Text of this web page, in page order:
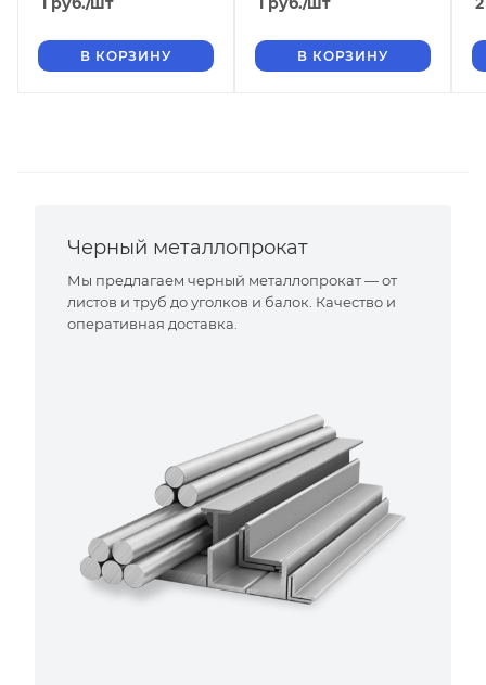
В КОРЗИНУ В КОРЗИНУ
Черный металлопрокат
Мы предлагаем черный металлопрокат — от
листов и труб до уголков и балок. Качество и
оперативная доставка.